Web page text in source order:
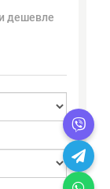
дешевле